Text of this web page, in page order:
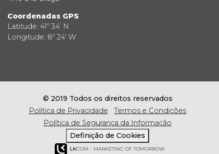
Coordenadas GPS
Latitude: 41º 34’ N
Longitude: 8º 24’ W
© 2019 Todos os direitos reservados
Política de Privacidade
Termos e Condições
Política de Segurança da Informação
Definição de Cookies
LKCOM - MARKETING OF TOMORROW